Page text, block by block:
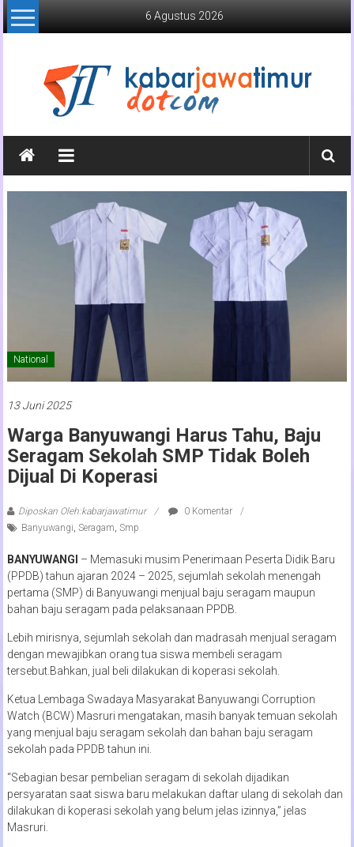
Lompat
ke
6 Agustus 2026
Kabar
Jawa
Timur
National
13 Juni 2025
Warga Banyuwangi Harus Tahu, Baju
Seragam Sekolah SMP Tidak Boleh
Dijual Di Koperasi
Diposkan Oleh:kabarjawatimur
0 Komentar
Banyuwangi, Seragam, Smp
BANYUWANGI – Memasuki musim Penerimaan Peserta Didik Baru
(PPDB) tahun ajaran 2024 – 2025, sejumlah sekolah menengah
pertama (SMP) di Banyuwangi menjual baju seragam maupun
bahan baju seragam pada pelaksanaan PPDB.
Lebih mirisnya, sejumlah sekolah dan madrasah menjual seragam
dengan mewajibkan orang tua siswa membeli seragam
tersebut.Bahkan, jual beli dilakukan di koperasi sekolah.
Ketua Lembaga Swadaya Masyarakat Banyuwangi Corruption
Watch (BCW) Masruri mengatakan, masih banyak temuan sekolah
yang menjual baju seragam sekolah dan bahan baju seragam
sekolah pada PPDB tahun ini.
“Sebagian besar pembelian seragam di sekolah dijadikan
persyaratan saat siswa baru melakukan daftar ulang di sekolah dan
dilakukan di koperasi sekolah yang belum jelas izinnya,” jelas
Masruri.